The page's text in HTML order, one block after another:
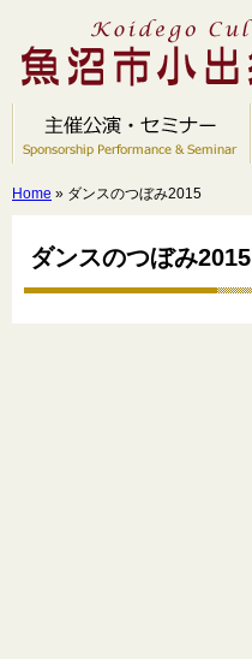
Home » ダンスのつぼみ2015
ダンスのつぼみ2015